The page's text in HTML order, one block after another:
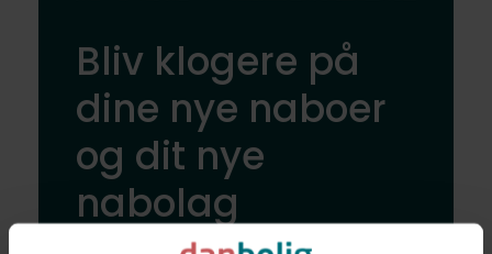
Bliv klogere på
dine nye naboer
og dit nye
nabolag